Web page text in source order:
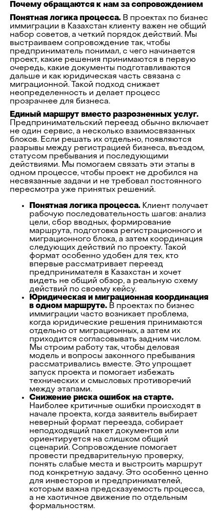
Почему обращаются к нам за сопровождением
Понятная логика процесса. В проектах по бизнес
иммиграции в Казахстан клиенту важен не общий
набор советов, а четкий порядок действий. Мы
выстраиваем сопровождение так, чтобы
предприниматель понимал, с чего начинается
проект, какие решения принимаются в первую
очередь, какие документы подготавливаются
дальше и как юридическая часть связана с
миграционной. Такой подход снижает
неопределенность и делает процесс
прозрачнее для бизнеса.
Единый маршрут вместо разрозненных услуг.
Предпринимательский переезд обычно включает
не один сервис, а несколько взаимосвязанных
блоков. Если решать их отдельно, появляются
разрывы между регистрацией бизнеса, въездом,
статусом пребывания и последующими
действиями. Мы помогаем связать эти этапы в
одном процессе, чтобы проект не дробился на
несвязанные задачи и не требовал постоянного
пересмотра уже принятых решений.
Понятная логика процесса. Клиент получает
рабочую последовательность шагов: анализ
цели, сбор вводных, формирование
маршрута, подготовка регистрационного и
миграционного блока, а затем координация
следующих действий по проекту. Такой
формат особенно удобен для тех, кто
впервые рассматривает переезд
предпринимателя в Казахстан и хочет
видеть не общий обзор, а реальную схему
действий по своему кейсу.
Юридическая и миграционная координация
в одном маршруте. В проектах по бизнес
иммиграции часто возникает проблема,
когда юридические решения принимаются
отдельно от миграционных, а затем их
приходится согласовывать задним числом.
Мы строим работу так, чтобы деловая
модель и вопросы законного пребывания
рассматривались вместе. Это упрощает
запуск проекта и помогает избежать
технических и смысловых противоречий
между этапами.
Снижение риска ошибок на старте.
Наиболее критичные ошибки происходят в
начале проекта, когда заявитель выбирает
неверный формат переезда, собирает
неподходящий пакет документов или
ориентируется на слишком общий
сценарий. Сопровождение помогает
провести предварительную проверку,
понять слабые места и выстроить маршрут
под конкретную задачу. Это особенно ценно
для инвесторов и предпринимателей,
которым важна предсказуемость процесса,
а не хаотичное движение по отдельным
формальностям.